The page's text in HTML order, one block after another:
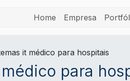
Home Empresa
it médico para hospitais
para